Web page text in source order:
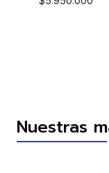
Nuestras